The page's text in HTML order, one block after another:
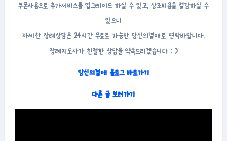
쿠폰사용으로 추가서비스를 업그레이드 하실 수 있고, 상조비용을 절감하실 수
있으니
자세한 장례상담은 24시간 무료로 가능한 당신의곁애로 연락바랍니다.
장례지도사가 친절한 상담을 약속드리겠습니다 : )
당신의곁애 블로그 바로가기
다른 글 보러가기